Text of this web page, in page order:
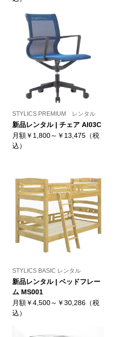
STYLICS PREMIUM レンタル
新品レンタル | チェア AI03C
月額￥1,800～￥13,475（税
込）
STYLICS BASIC レンタル
新品レンタル | ベッドフレー
ム MS001
月額￥4,500～￥30,286（税
込）